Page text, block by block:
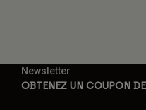
Newsletter
OBTENEZ UN COUPON